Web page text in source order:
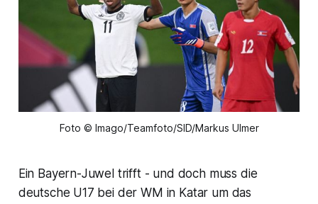
Foto © Imago/Teamfoto/SID/Markus Ulmer
Ein Bayern-Juwel trifft - und doch muss die
deutsche U17 bei der WM in Katar um das